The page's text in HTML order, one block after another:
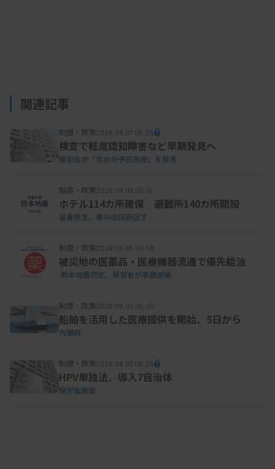
関連記事
制度・政策2026.08.07 06:25
検査で軽度認知障害など早期発見へ
厚労省が「攻めの予防医療」を発表
制度・政策2026.08.06 05:10
ホテル114カ所確保 避難所140カ所開設
猛暑懸念、車中泊回避促す
制度・政策2026.08.05 05:55
被災地の医薬品・医療機器流通で優先給油
熊本地震対応、厚労省が事務連絡
制度・政策2026.08.05 05:05
船舶を活用した医療提供を開始、5日から
内閣府
制度・政策2026.08.03 06:25
HPV単独法、導入7自治体
厚労省調査